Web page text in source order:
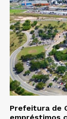
Prefeitura de